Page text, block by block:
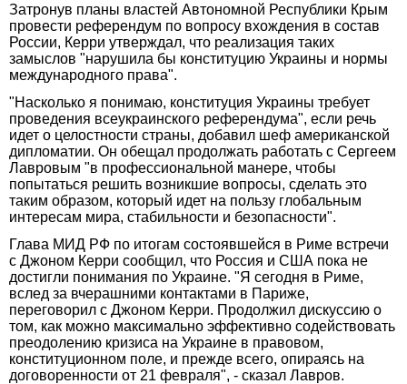
Затронув планы властей Автономной Республики Крым
провести референдум по вопросу вхождения в состав
России, Керри утверждал, что реализация таких
замыслов "нарушила бы конституцию Украины и нормы
международного права".
"Насколько я понимаю, конституция Украины требует
проведения всеукраинского референдума", если речь
идет о целостности страны, добавил шеф американской
дипломатии. Он обещал продолжать работать с Сергеем
Лавровым "в профессиональной манере, чтобы
попытаться решить возникшие вопросы, сделать это
таким образом, который идет на пользу глобальным
интересам мира, стабильности и безопасности".
Глава МИД РФ по итогам состоявшейся в Риме встречи
с Джоном Керри сообщил, что Россия и США пока не
достигли понимания по Украине. "Я сегодня в Риме,
вслед за вчерашними контактами в Париже,
переговорил с Джоном Керри. Продолжил дискуссию о
том, как можно максимально эффективно содействовать
преодолению кризиса на Украине в правовом,
конституционном поле, и прежде всего, опираясь на
договоренности от 21 февраля", - сказал Лавров.